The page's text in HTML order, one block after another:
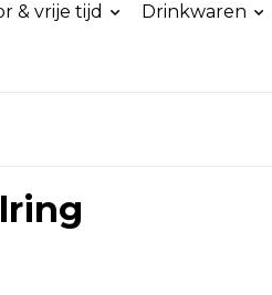
& vrije tijd Drinkwaren